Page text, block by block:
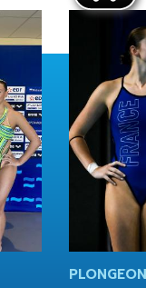
PLONGEON